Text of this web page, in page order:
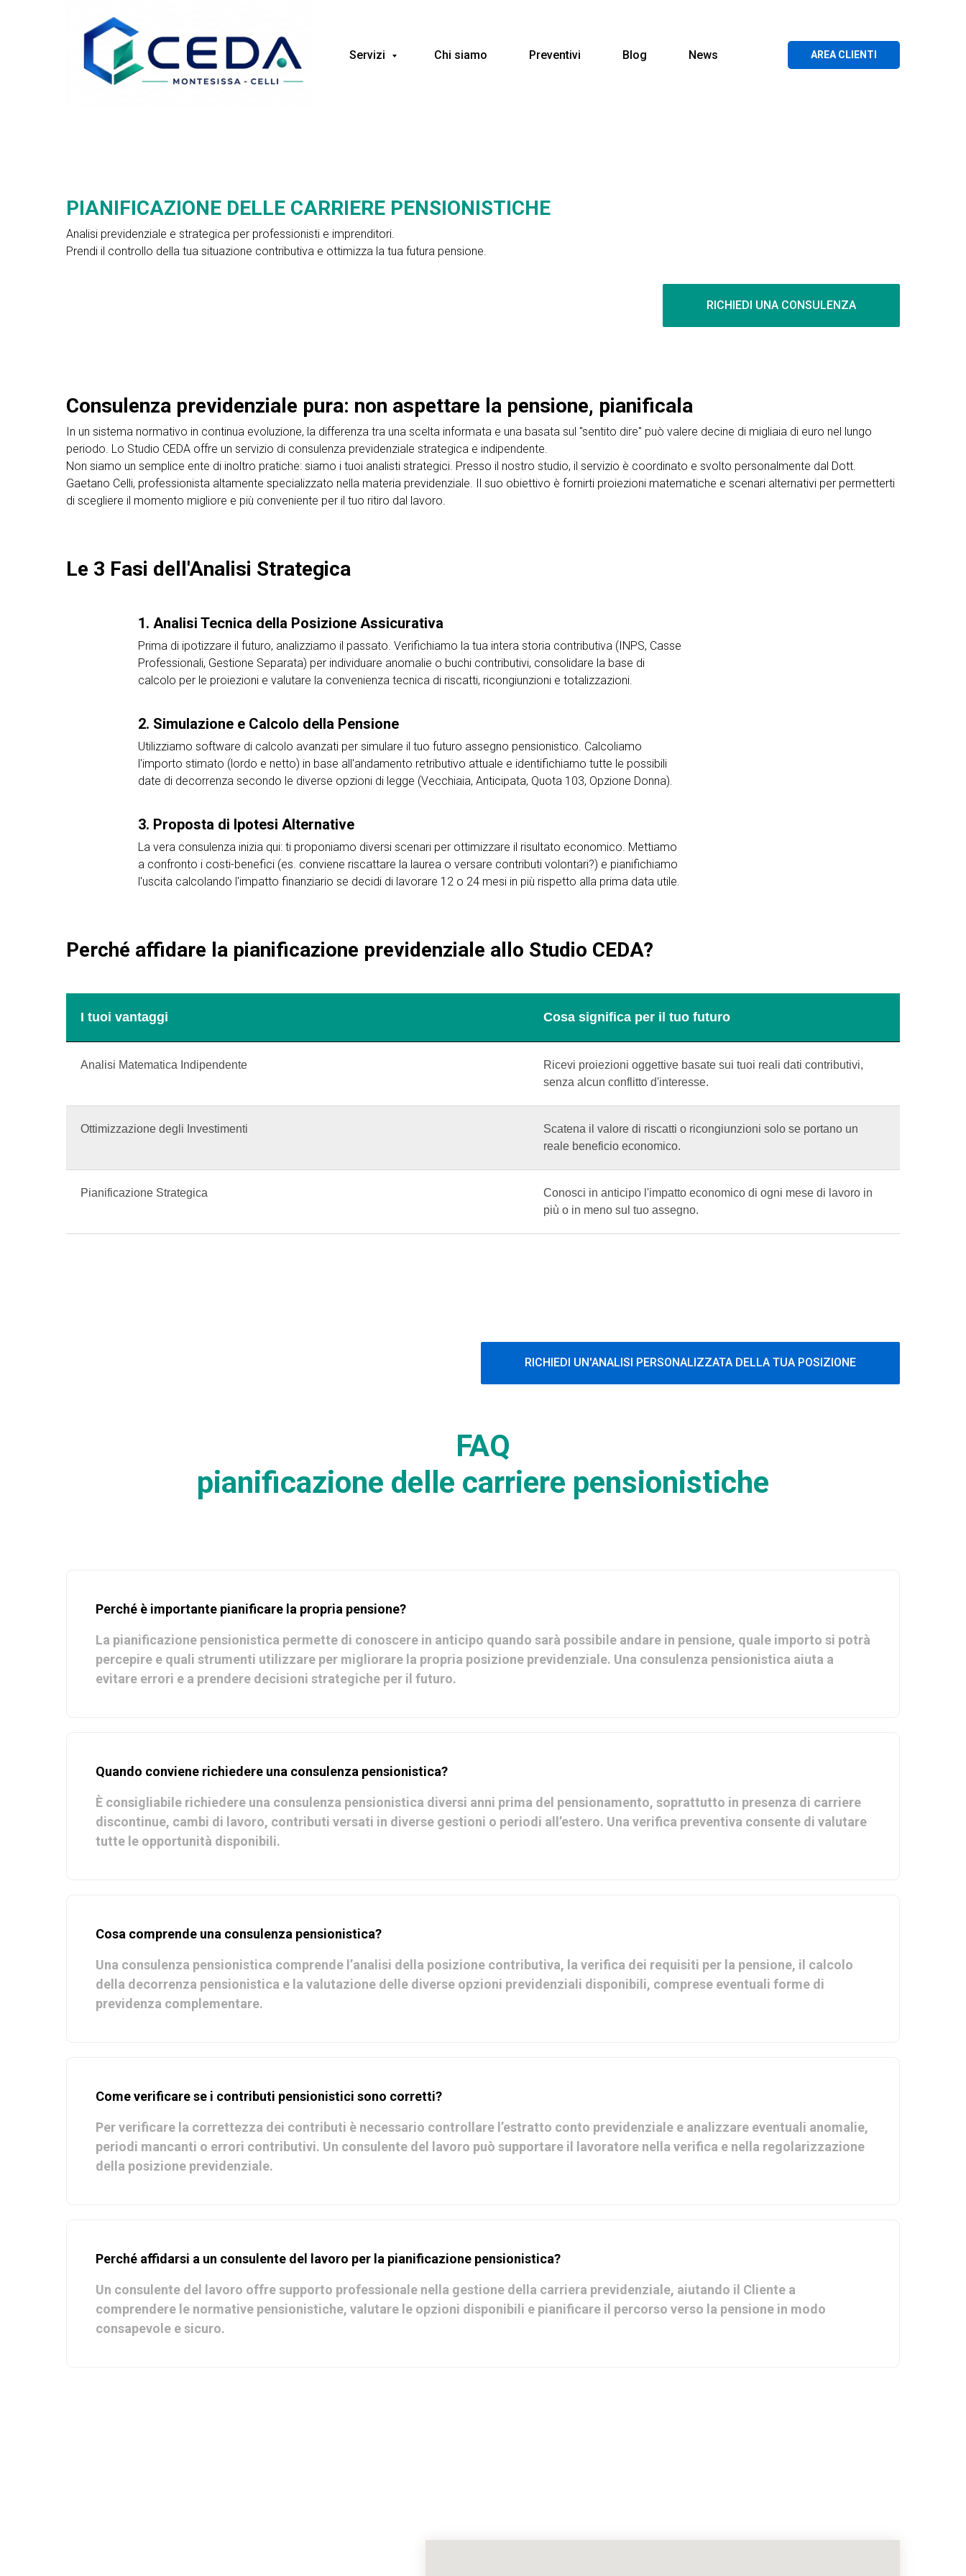
Servizi Chi siamo Preventivi Blog News AREA CLIENTI
PIANIFICAZIONE DELLE CARRIERE PENSIONISTICHE
Analisi previdenziale e strategica per professionisti e imprenditori.
Prendi il controllo della tua situazione contributiva e ottimizza la tua futura pensione.
RICHIEDI UNA CONSULENZA
Consulenza previdenziale pura: non aspettare la pensione, pianificala
In un sistema normativo in continua evoluzione, la differenza tra una scelta informata e una basata sul "sentito dire" può valere decine di migliaia di euro nel lungo
periodo. Lo Studio CEDA offre un servizio di consulenza previdenziale strategica e indipendente.
Non siamo un semplice ente di inoltro pratiche: siamo i tuoi analisti strategici. Presso il nostro studio, il servizio è coordinato e svolto personalmente dal Dott.
Gaetano Celli, professionista altamente specializzato nella materia previdenziale. Il suo obiettivo è fornirti proiezioni matematiche e scenari alternativi per permetterti
di scegliere il momento migliore e più conveniente per il tuo ritiro dal lavoro.
Le 3 Fasi dell'Analisi Strategica
1. Analisi Tecnica della Posizione Assicurativa
Prima di ipotizzare il futuro, analizziamo il passato. Verifichiamo la tua intera storia contributiva (INPS, Casse
Professionali, Gestione Separata) per individuare anomalie o buchi contributivi, consolidare la base di
calcolo per le proiezioni e valutare la convenienza tecnica di riscatti, ricongiunzioni e totalizzazioni.
2. Simulazione e Calcolo della Pensione
Utilizziamo software di calcolo avanzati per simulare il tuo futuro assegno pensionistico. Calcoliamo
l'importo stimato (lordo e netto) in base all'andamento retributivo attuale e identifichiamo tutte le possibili
date di decorrenza secondo le diverse opzioni di legge (Vecchiaia, Anticipata, Quota 103, Opzione Donna).
3. Proposta di Ipotesi Alternative
La vera consulenza inizia qui: ti proponiamo diversi scenari per ottimizzare il risultato economico. Mettiamo
a confronto i costi-benefici (es. conviene riscattare la laurea o versare contributi volontari?) e pianifichiamo
l'uscita calcolando l'impatto finanziario se decidi di lavorare 12 o 24 mesi in più rispetto alla prima data utile.
Perché affidare la pianificazione previdenziale allo Studio CEDA?
I tuoi vantaggi Cosa significa per il tuo futuro
Analisi Matematica Indipendente
Ricevi proiezioni oggettive basate sui tuoi reali dati contributivi,
senza alcun conflitto d'interesse.
Ottimizzazione degli Investimenti
Scatena il valore di riscatti o ricongiunzioni solo se portano un
reale beneficio economico.
Pianificazione Strategica
Conosci in anticipo l'impatto economico di ogni mese di lavoro in
più o in meno sul tuo assegno.
RICHIEDI UN'ANALISI PERSONALIZZATA DELLA TUA POSIZIONE
FAQ
pianificazione delle carriere pensionistiche
Perché è importante pianificare la propria pensione?
La pianificazione pensionistica permette di conoscere in anticipo quando sarà possibile andare in pensione, quale importo si potrà
percepire e quali strumenti utilizzare per migliorare la propria posizione previdenziale. Una consulenza pensionistica aiuta a
evitare errori e a prendere decisioni strategiche per il futuro.
Quando conviene richiedere una consulenza pensionistica?
È consigliabile richiedere una consulenza pensionistica diversi anni prima del pensionamento, soprattutto in presenza di carriere
discontinue, cambi di lavoro, contributi versati in diverse gestioni o periodi all’estero. Una verifica preventiva consente di valutare
tutte le opportunità disponibili.
Cosa comprende una consulenza pensionistica?
Una consulenza pensionistica comprende l’analisi della posizione contributiva, la verifica dei requisiti per la pensione, il calcolo
della decorrenza pensionistica e la valutazione delle diverse opzioni previdenziali disponibili, comprese eventuali forme di
previdenza complementare.
Come verificare se i contributi pensionistici sono corretti?
Per verificare la correttezza dei contributi è necessario controllare l’estratto conto previdenziale e analizzare eventuali anomalie,
periodi mancanti o errori contributivi. Un consulente del lavoro può supportare il lavoratore nella verifica e nella regolarizzazione
della posizione previdenziale.
Perché affidarsi a un consulente del lavoro per la pianificazione pensionistica?
Un consulente del lavoro offre supporto professionale nella gestione della carriera previdenziale, aiutando il Cliente a
comprendere le normative pensionistiche, valutare le opzioni disponibili e pianificare il percorso verso la pensione in modo
consapevole e sicuro.